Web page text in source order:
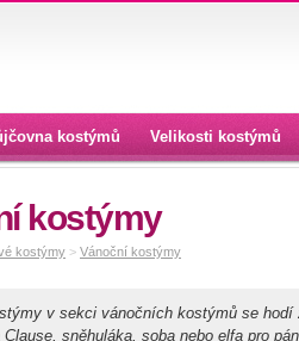
kostýmů Velikosti kostýmů
kostýmy
kostýmy > Vánoční kostýmy
v sekci vánočních kostýmů se
sněhuláka, soba nebo elfa pro